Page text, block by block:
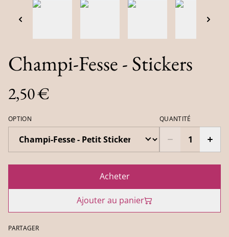
Champi-Fesse - Stickers
2,50 €
OPTION QUANTITÉ
Acheter
Ajouter au panier
PARTAGER